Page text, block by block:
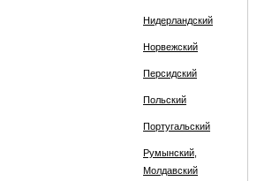
Нидерландский
Норвежский
Персидский
Польский
Португальский
Румынский,
Молдавский